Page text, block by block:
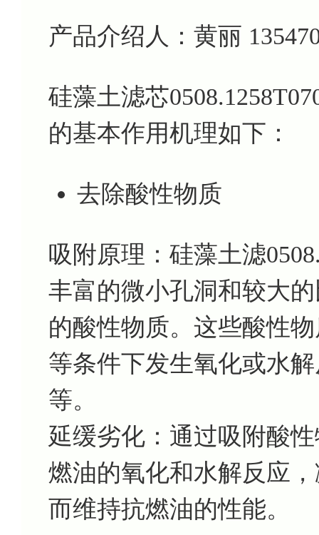
产品介绍人：黄丽
硅藻土滤芯
的基本作用机理如下：
去除酸性物质
吸附原理：硅藻土滤
丰富的微小孔洞和较大
的酸性物质。这些酸性
等条件下发生氧化或水
等。
延缓劣化：通过吸附酸
燃油的氧化和水解反应
而维持抗燃油的性能。